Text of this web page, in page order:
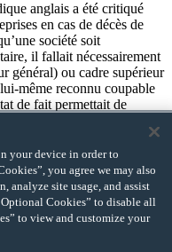
anglais a été critiqué
en cas de décès de
société soit
il fallait nécessairement
général) ou cadre supérieur
même reconnu coupable
de fait permettait de
ferroviaire de
l’engloutissement du «
(193 morts) ont mis en
l’entreprise responsable,
sa culpabilité.
your device in order to
you agree we may also
analyze site usage, and assist
Cookies” to disable all
to view and customize your